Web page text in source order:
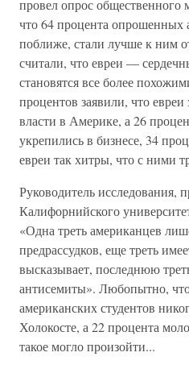
провел опрос общественного
что 64 процента опрошенных
поближе, стали лучше к ним
считали, что евреи —
становятся все более
процентов заявили, что
власти в Америке, а 26
укрепились в бизнесе, 34
евреи так хитры, что с ними
Руководитель исследования,
Калифорнийского
«Одна треть американцев
предрассудков, еще треть
высказывает, последнюю
антисемиты». Любопытно,
американских студентов
Холокосте, а 22 процента
такое могло произойти...